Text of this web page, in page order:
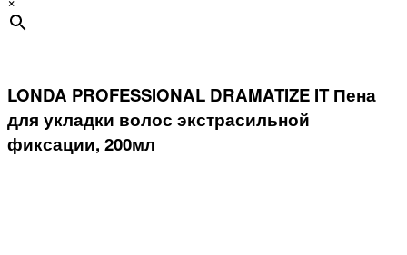
LONDA PROFESSIONAL DRAMATIZE IT Пена
для укладки волос экстрасильной
фиксации, 200мл